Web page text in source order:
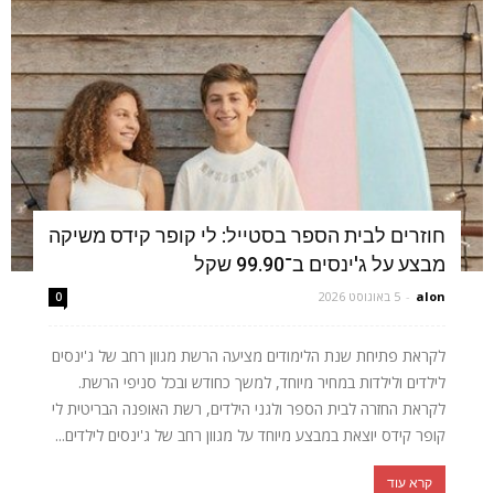
חוזרים לבית הספר בסטייל: לי קופר קידס משיקה
מבצע על ג'ינסים ב־99.90 שקל
alon
- 5 באוגוסט 2026 0
לקראת פתיחת שנת הלימודים מציעה הרשת מגוון רחב של ג'ינסים
לילדים ולילדות במחיר מיוחד, למשך כחודש ובכל סניפי הרשת.
לקראת החזרה לבית הספר ולגני הילדים, רשת האופנה הבריטית לי
קופר קידס יוצאת במבצע מיוחד על מגוון רחב של ג'ינסים לילדים...
קרא עוד